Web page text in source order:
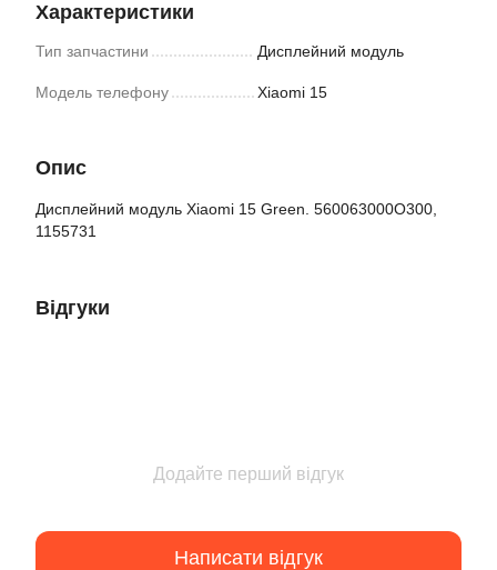
Характеристики
Тип запчастини Дисплейний модуль
Модель телефону Xiaomi 15
Опис
Дисплейний модуль Xiaomi 15 Green. 560063000O300,
1155731
Відгуки
Додайте перший відгук
Написати відгук